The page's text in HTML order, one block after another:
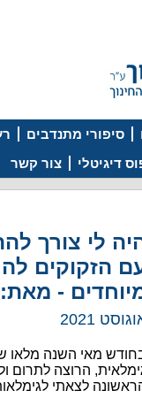
סיפורי מתנדבים
דיגיטלי צור קשר
לי צורך
הזקוקים
-
2021
מאי השנה מלאו
הרוצה לתרום
לצאתי